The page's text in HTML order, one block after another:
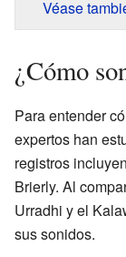
Véase
¿Cómo
Para entender
expertos han
registros
Brierly. Al
Urradhi y el
sus sonidos.